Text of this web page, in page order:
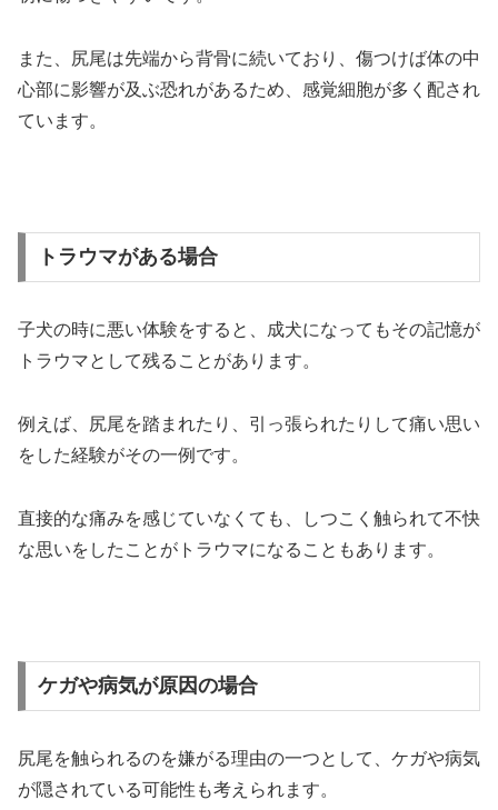
また、尻尾は先端から背骨に続いており、傷つけば体の中
心部に影響が及ぶ恐れがあるため、感覚細胞が多く配され
ています。
トラウマがある場合
子犬の時に悪い体験をすると、成犬になってもその記憶が
トラウマとして残ることがあります。
例えば、尻尾を踏まれたり、引っ張られたりして痛い思い
をした経験がその一例です。
直接的な痛みを感じていなくても、しつこく触られて不快
な思いをしたことがトラウマになることもあります。
ケガや病気が原因の場合
尻尾を触られるのを嫌がる理由の一つとして、ケガや病気
が隠されている可能性も考えられます。